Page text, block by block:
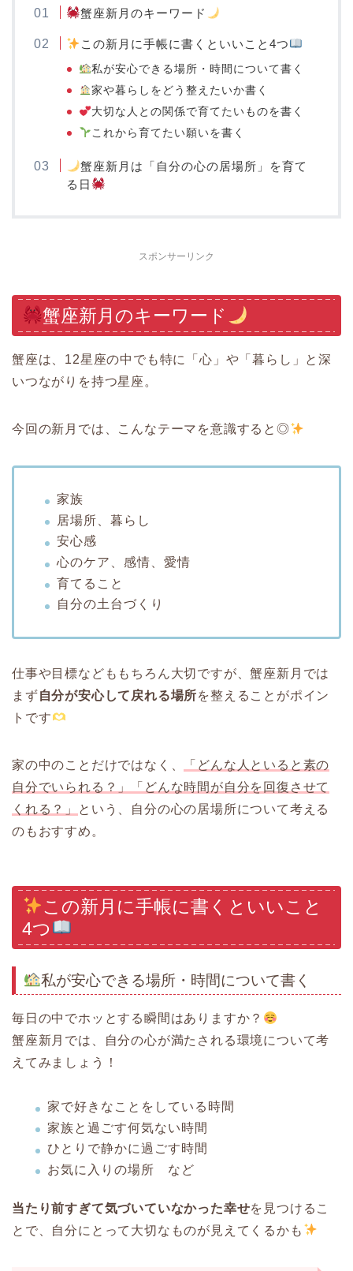
蟹座新月のキーワード
この新月に手帳に書くといいこと4つ
私が安心できる場所・時間について書く
家や暮らしをどう整えたいか書く
大切な人との関係で育てたいものを書く
これから育てたい願いを書く
蟹座新月は「自分の心の居場所」を育て
る日
スポンサーリンク
蟹座新月のキーワード
蟹座は、12星座の中でも特に「心」や「暮らし」と深
いつながりを持つ星座。
今回の新月では、こんなテーマを意識すると◎
家族
居場所、暮らし
安心感
心のケア、感情、愛情
育てること
自分の土台づくり
仕事や目標などももちろん大切ですが、蟹座新月では
まず自分が安心して戻れる場所を整えることがポイン
トです
家の中のことだけではなく、
「どんな人といると素の
自分でいられる？」「どんな時間が自分を回復させて
くれる？」
という、自分の心の居場所について考える
のもおすすめ。
この新月に手帳に書くといいこと
4つ
私が安心できる場所・時間について書く
毎日の中でホッとする瞬間はありますか？
蟹座新月では、自分の心が満たされる環境について考
えてみましょう！
家で好きなことをしている時間
家族と過ごす何気ない時間
ひとりで静かに過ごす時間
お気に入りの場所 など
当たり前すぎて気づいていなかった幸せを見つけるこ
とで、自分にとって大切なものが見えてくるかも